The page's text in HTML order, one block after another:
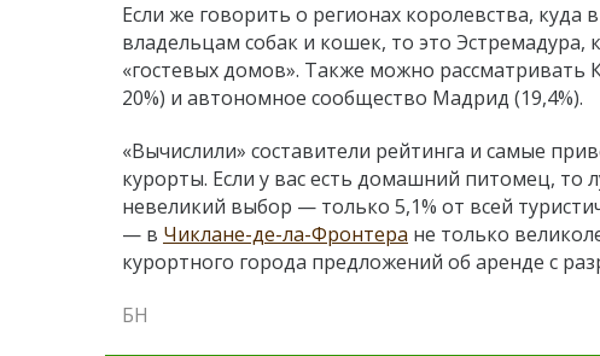
Если же говорить о регионах королевства,
владельцам собак и кошек, то это Эстремадура,
«гостевых домов». Также можно рассматривать
20%) и автономное сообщество Мадрид (19,4%).
«Вычислили» составители рейтинга и самые
курорты. Если у вас есть домашний питомец, то
невеликий выбор — только 5,1% от всей
— в Чиклане-де-ла-Фронтера не только
курортного города предложений об аренде с
БН